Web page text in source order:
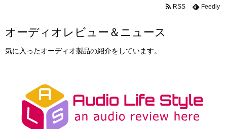
オーディオレビュー＆ニュース
気に入ったオーディオ製品の紹介をしています。
RSS Feedly